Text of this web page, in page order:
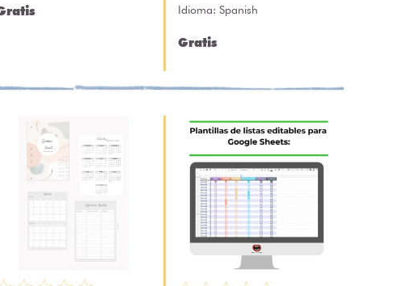
Idioma: Spanish
Gratis